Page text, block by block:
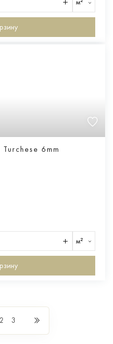
м²
6mm
м²
2 3